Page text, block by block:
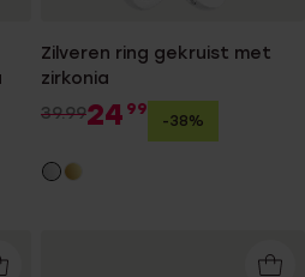
Zilveren ring gekruist met
zirkonia
39.9924 99
-38%